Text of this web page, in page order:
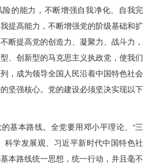
的能力，不断增强自我净化、自我完
提高能力，不断增强党的阶级基础和扩
断提高党的创造力、凝聚力、战斗力，
、创新型的马克思主义执政党，使我们
，成为领导全国人民沿着中国特色社会
坚强核心。党的建设必须坚决实现以下
基本路线。全党要用邓小平理论、“三
科学发展观、习近平新时代中国特色社
本路线统一思想，统一行动，并且毫不